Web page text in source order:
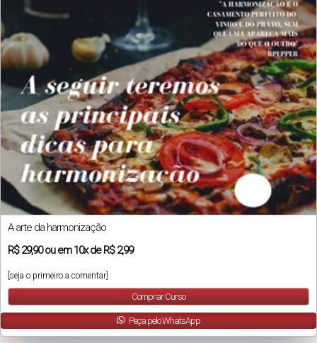
A arte da harmonização
R$29,90ou em10xdeR$ 2,99
[seja o primeiro a comentar]
Comprar Curso
Peça pelo WhatsApp